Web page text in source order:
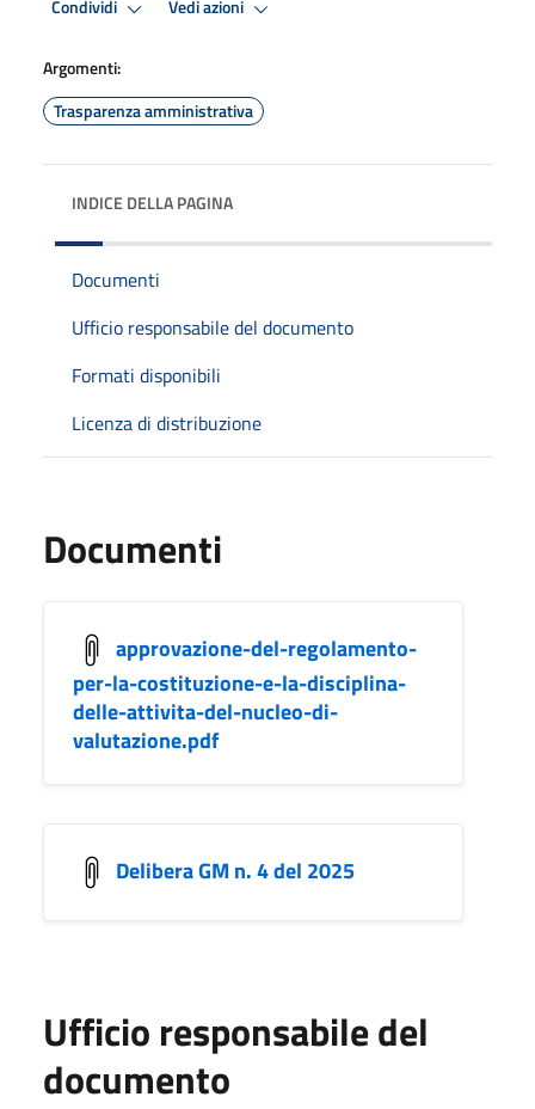
Condividi Vedi azioni
Argomenti:
Trasparenza amministrativa
INDICE DELLA PAGINA
Documenti
Ufficio responsabile del documento
Formati disponibili
Licenza di distribuzione
Documenti
approvazione-del-regolamento-
per-la-costituzione-e-la-disciplina-
delle-attivita-del-nucleo-di-
valutazione.pdf
Delibera GM n. 4 del 2025
Ufficio responsabile del
documento